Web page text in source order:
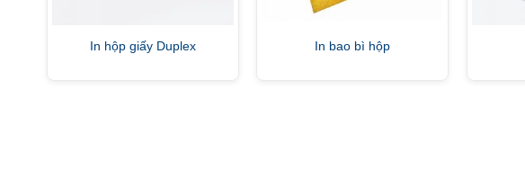
In hộp giấy Duplex In bao bì hộp